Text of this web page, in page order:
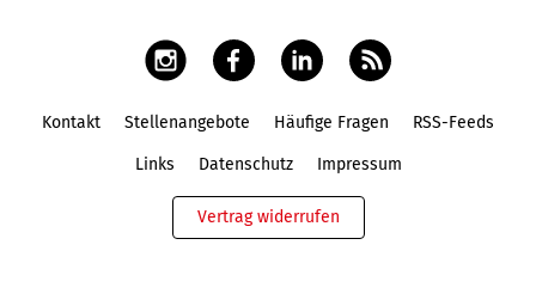
Kontakt Stellenangebote Häufige Fragen RSS-Feeds
Links Datenschutz Impressum
Vertrag widerrufen